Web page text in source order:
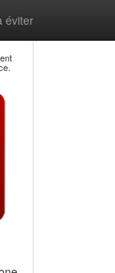
éviter